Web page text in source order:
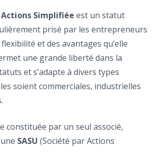
Simplifiée est un statut
prisé par les entrepreneurs
et des avantages qu’elle
une grande liberté dans la
et s’adapte à divers types
soient commerciales, industrielles
constituée par un seul associé,
SASU (Société par Actions